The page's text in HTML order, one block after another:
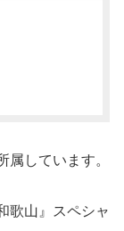
しています。
歌山』スペシャ